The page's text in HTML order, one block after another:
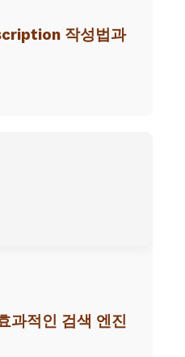
작성법과
과적인 검색 엔진